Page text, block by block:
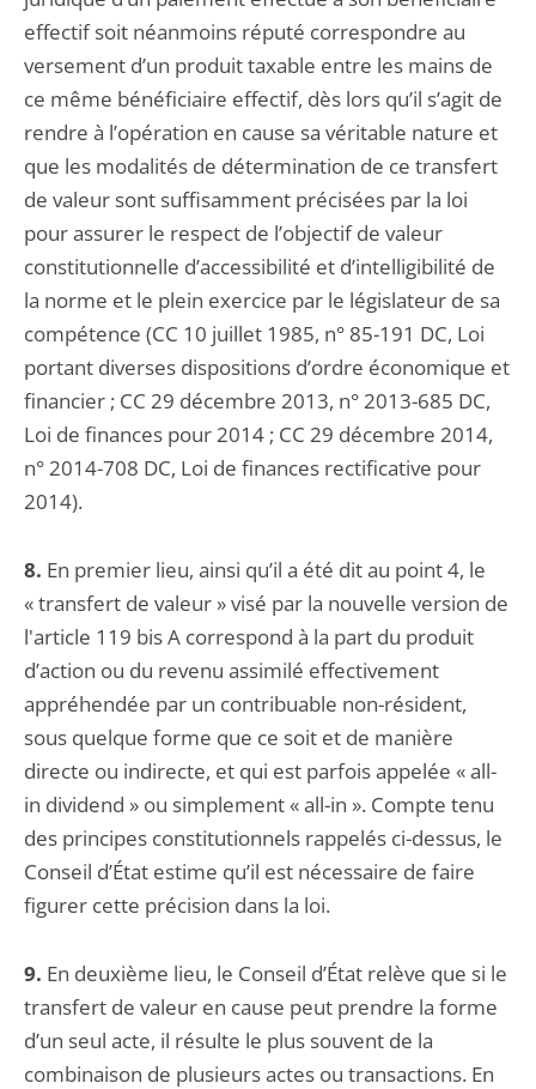
effectif soit néanmoins réputé correspondre au
versement d’un produit taxable entre les mains de
ce même bénéficiaire effectif, dès lors qu’il s’agit de
rendre à l’opération en cause sa véritable nature et
que les modalités de détermination de ce transfert
de valeur sont suffisamment précisées par la loi
pour assurer le respect de l’objectif de valeur
constitutionnelle d’accessibilité et d’intelligibilité de
la norme et le plein exercice par le législateur de sa
compétence (CC 10 juillet 1985, n° 85-191 DC, Loi
portant diverses dispositions d’ordre économique et
financier ; CC 29 décembre 2013, n° 2013-685 DC,
Loi de finances pour 2014 ; CC 29 décembre 2014,
n° 2014-708 DC, Loi de finances rectificative pour
2014).
8. En premier lieu, ainsi qu’il a été dit au point 4, le
« transfert de valeur » visé par la nouvelle version de
l'article 119 bis A correspond à la part du produit
d’action ou du revenu assimilé effectivement
appréhendée par un contribuable non-résident,
sous quelque forme que ce soit et de manière
directe ou indirecte, et qui est parfois appelée « all-
in dividend » ou simplement « all-in ». Compte tenu
des principes constitutionnels rappelés ci-dessus, le
Conseil d’État estime qu’il est nécessaire de faire
figurer cette précision dans la loi.
9. En deuxième lieu, le Conseil d’État relève que si le
transfert de valeur en cause peut prendre la forme
d’un seul acte, il résulte le plus souvent de la
combinaison de plusieurs actes ou transactions. En